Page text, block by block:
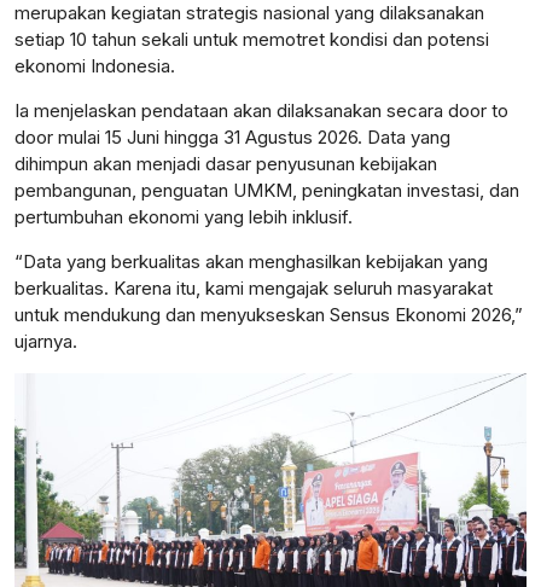
merupakan kegiatan strategis nasional yang dilaksanakan
setiap 10 tahun sekali untuk memotret kondisi dan potensi
ekonomi Indonesia.
Ia menjelaskan pendataan akan dilaksanakan secara door to
door mulai 15 Juni hingga 31 Agustus 2026. Data yang
dihimpun akan menjadi dasar penyusunan kebijakan
pembangunan, penguatan UMKM, peningkatan investasi, dan
pertumbuhan ekonomi yang lebih inklusif.
“Data yang berkualitas akan menghasilkan kebijakan yang
berkualitas. Karena itu, kami mengajak seluruh masyarakat
untuk mendukung dan menyukseskan Sensus Ekonomi 2026,”
ujarnya.